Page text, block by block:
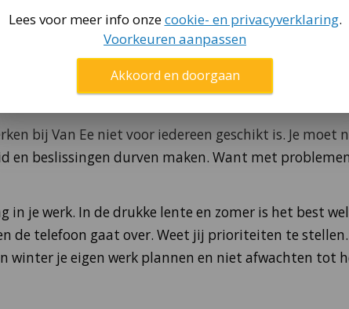
het succes van je collega is nog leuker dan je eigen
we actief feedback en benoemen we wat er goed
bij Van Ee niet voor iedereen geschikt is. Je moet
en beslissingen durven maken. Want met
je werk. In de drukke lente en zomer is het best
de telefoon gaat over. Weet jij prioriteiten te
winter je eigen werk plannen en niet afwachten tot
Lees voor meer info onzecookie- en privacyverklaring.
Voorkeuren aanpassen
Akkoord en doorgaan